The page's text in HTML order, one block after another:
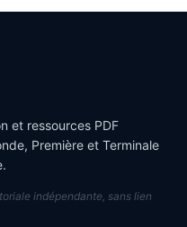
et ressources PDF
Première et Terminale
indépendante, sans lien